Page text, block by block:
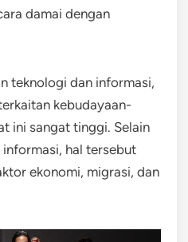
damai dengan
teknologi dan informasi,
kebudayaan-
ini sangat tinggi. Selain
hal tersebut
ekonomi, migrasi, dan